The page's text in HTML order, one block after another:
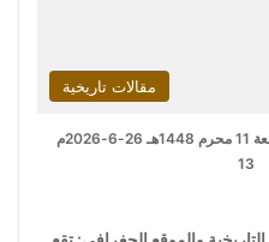
مقالات تاريخية
6-2026م
13